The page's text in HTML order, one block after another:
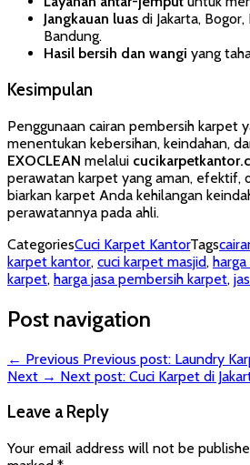
Jangkauan luas di Jakarta,
Bandung.
Hasil bersih dan wangi yang
Kesimpulan
Penggunaan cairan pembersih karpet
menentukan kebersihan, keindahan,
EXOCLEAN melalui
perawatan karpet yang aman, efektif,
biarkan karpet Anda kehilangan
perawatannya pada ahli.
CategoriesCuci Karpet KantorTags
karpet kantor, cuci karpet masjid,
karpet, harga jasa pembersih karpet,
Post navigation
← Previous Previous post: Laundry
Next → Next post: Cuci Karpet di
Leave a Reply
Your email address will not be